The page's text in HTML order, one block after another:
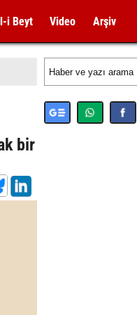
i Beyt Video Arşiv
bir